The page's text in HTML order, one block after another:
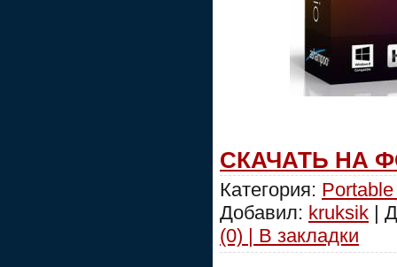
СКАЧАТЬ НА
Категория:
Добавил: kruksik |
(0) | В закладки